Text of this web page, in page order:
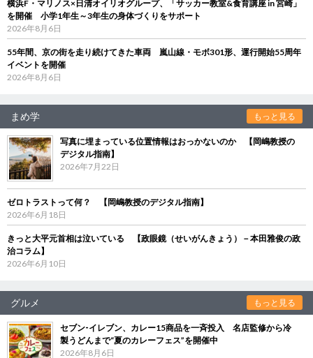
横浜F・マリノス×日清オイリオグループ、「サッカー教室&食育講座 in 宮崎」
を開催 小学1年生～3年生の身体づくりをサポート
2026年8月6日
55年間、京の街を走り続けてきた車両 嵐山線・モボ301形、運行開始55周年
イベントを開催
2026年8月6日
まめ学 もっと見る
写真に埋まっている位置情報はおっかないのか 【岡嶋教授の
デジタル指南】
2026年7月22日
ゼロトラストって何？ 【岡嶋教授のデジタル指南】
2026年6月18日
きっと大平元首相は泣いている 【政眼鏡（せいがんきょう）－本田雅俊の政
治コラム】
2026年6月10日
グルメ もっと見る
セブン‐イレブン、カレー15商品を一斉投入 名店監修から冷
製うどんまで“夏のカレーフェス”を開催中
2026年8月6日